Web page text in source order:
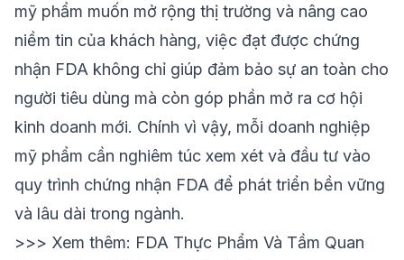
mỹ phẩm muốn mở rộng thị trường và nâng cao
niềm tin của khách hàng, việc đạt được chứng
nhận FDA không chỉ giúp đảm bảo sự an toàn cho
người tiêu dùng mà còn góp phần mở ra cơ hội
kinh doanh mới. Chính vì vậy, mỗi doanh nghiệp
mỹ phẩm cần nghiêm túc xem xét và đầu tư vào
quy trình chứng nhận FDA để phát triển bền vững
và lâu dài trong ngành.
>>> Xem thêm: FDA Thực Phẩm Và Tầm Quan